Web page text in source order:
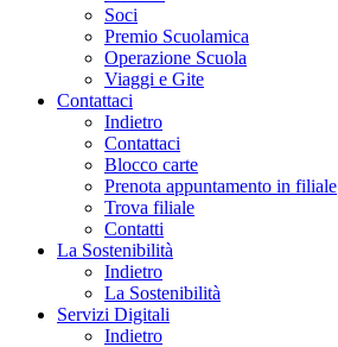
Soci
Premio Scuolamica
Operazione Scuola
Viaggi e Gite
Contattaci
Indietro
Contattaci
Blocco carte
Prenota appuntamento in filiale
Trova filiale
Contatti
La Sostenibilità
Indietro
La Sostenibilità
Servizi Digitali
Indietro